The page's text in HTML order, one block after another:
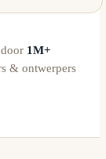
1M+
& ontwerpers